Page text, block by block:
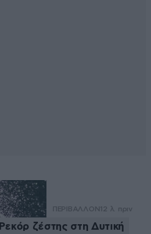
ΠΕΡΙΒΑΛΛΟΝ 12 λ. πριν
Ρεκόρ ζέστης στη Δυτική